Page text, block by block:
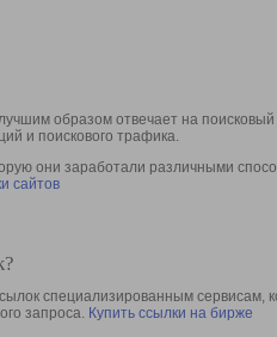
образом отвечает на
и поискового трафика.
они заработали различными
сайтов
специализированным
запроса. Купить ссылки на бирже